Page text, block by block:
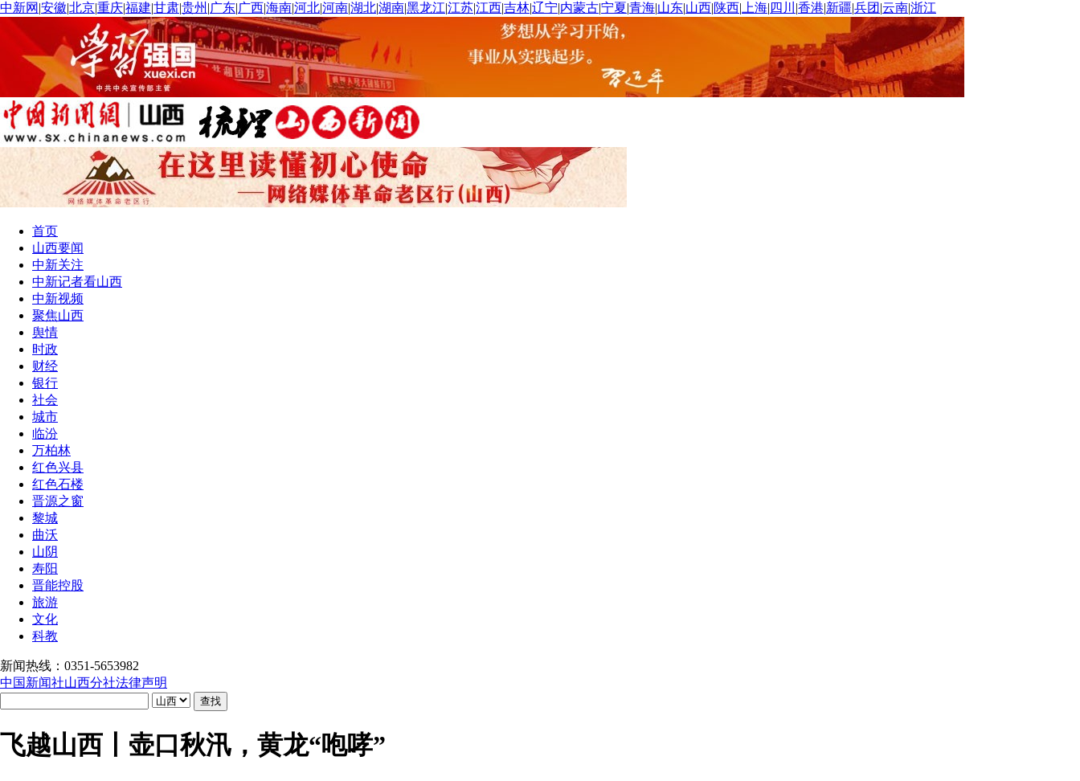
中新网 |安徽|北京|重庆|福建|甘肃|贵州 |广东|广西|海南|河北|河南|湖北|湖南|黑龙江|江苏|江西|吉林|辽宁|内蒙古|宁夏|青海|山东|山西|陕西| 上海| 四川 |香港|新疆|兵团 |云南|浙江
首页
山西要闻
中新关注
中新记者看山西
中新视频
聚焦山西
舆情
时政
财经
银行
社会
城市
临汾
万柏林
红色兴县
红色石楼
晋源之窗
黎城
曲沃
山阴
寿阳
晋能控股
旅游
文化
科教
新闻热线：0351-5653982
中国新闻社山西分社法律声明
飞越山西丨壶口秋汛，黄龙“咆哮”